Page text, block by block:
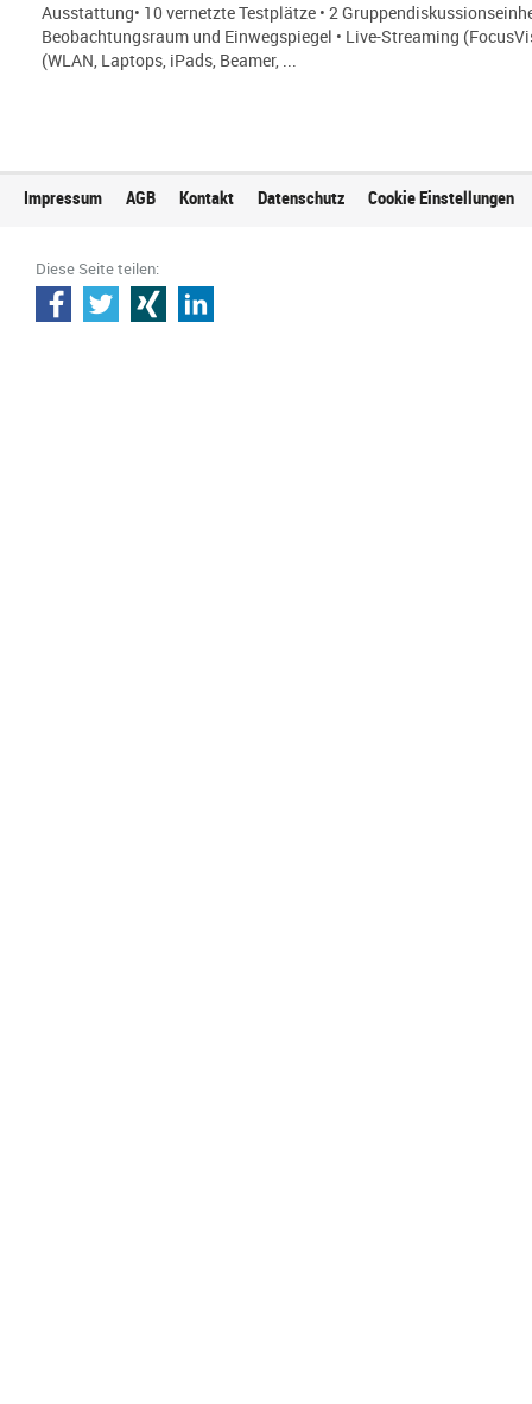
Ausstattung• 10 vernetzte Testplätze • 2
Beobachtungsraum und Einwegspiegel • Live-Streaming
(WLAN, Laptops, iPads, Beamer, ...
Impressum AGB Kontakt Datenschutz Cookie Einstellungen
Diese Seite teilen: